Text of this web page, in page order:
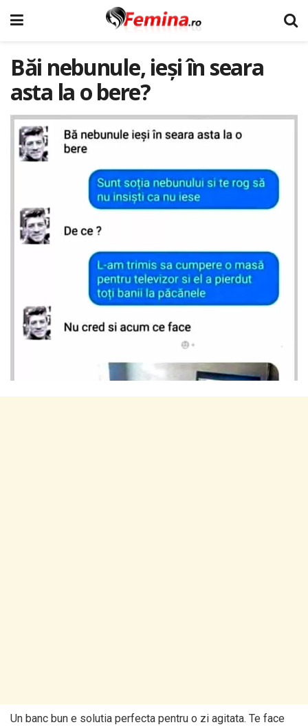
Băi nebunule, ieși în seara
asta la o bere?
Un banc bun e solutia perfecta pentru o zi agitata. Te face